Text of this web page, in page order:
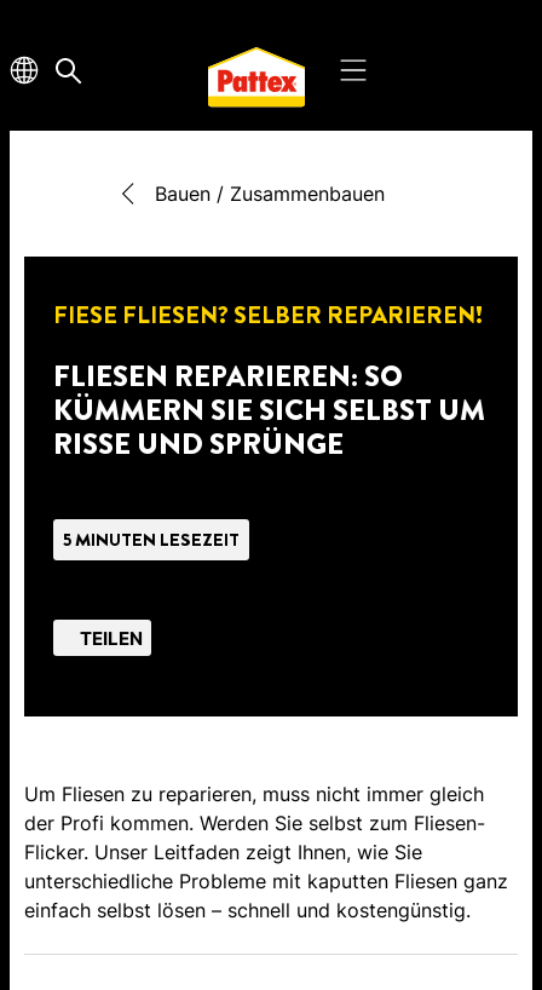
Bauen / Zusammenbauen
FIESE FLIESEN? SELBER REPARIEREN!
FLIESEN REPARIEREN: SO
KÜMMERN SIE SICH SELBST UM
RISSE UND SPRÜNGE
5 MINUTEN LESEZEIT
TEILEN
Um Fliesen zu reparieren, muss nicht immer gleich
der Profi kommen. Werden Sie selbst zum Fliesen-
Flicker. Unser Leitfaden zeigt Ihnen, wie Sie
unterschiedliche Probleme mit kaputten Fliesen ganz
einfach selbst lösen – schnell und kostengünstig.